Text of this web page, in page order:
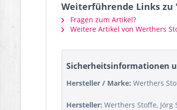
Weiterführende Links zu
Fragen zum Artikel?
Weitere Artikel von Werthers
Sicherheitsinformationen
Hersteller / Marke: Werthers
Hersteller: Werthers Stoffe,